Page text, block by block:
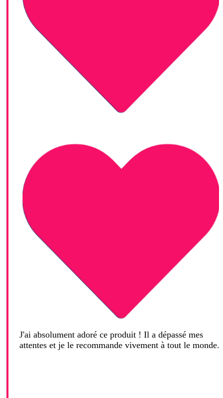
J'ai absolument adoré ce produit ! Il a dépassé mes
attentes et je le recommande vivement à tout le monde.